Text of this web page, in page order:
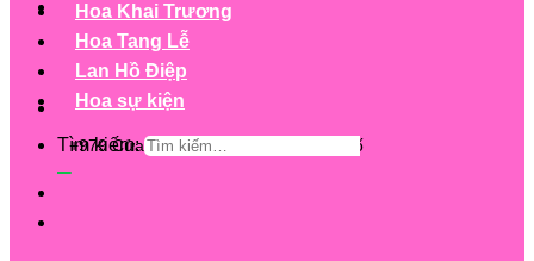
+979 Cửa hàng trên 63 tỉnh/ thành phố
Hoa Khai Trương
Hoa Tang Lễ
Lan Hồ Điệp
Hoa sự kiện
Tìm kiếm: